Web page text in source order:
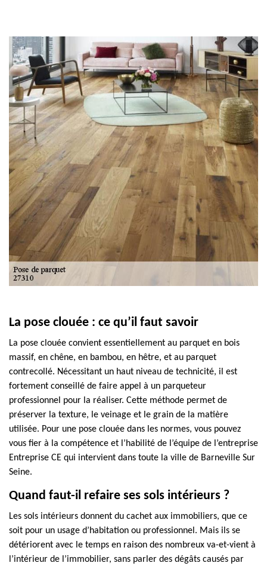
La pose clouée : ce qu’il faut savoir
La pose clouée convient essentiellement au parquet en bois
massif, en chêne, en bambou, en hêtre, et au parquet
contrecollé. Nécessitant un haut niveau de technicité, il est
fortement conseillé de faire appel à un parqueteur
professionnel pour la réaliser. Cette méthode permet de
préserver la texture, le veinage et le grain de la matière
utilisée. Pour une pose clouée dans les normes, vous pouvez
vous fier à la compétence et l’habilité de l’équipe de l’entreprise
Entreprise CE qui intervient dans toute la ville de Barneville Sur
Seine.
Quand faut-il refaire ses sols intérieurs ?
Les sols intérieurs donnent du cachet aux immobiliers, que ce
soit pour un usage d’habitation ou professionnel. Mais ils se
détériorent avec le temps en raison des nombreux va-et-vient à
l’intérieur de l’immobilier, sans parler des dégâts causés par